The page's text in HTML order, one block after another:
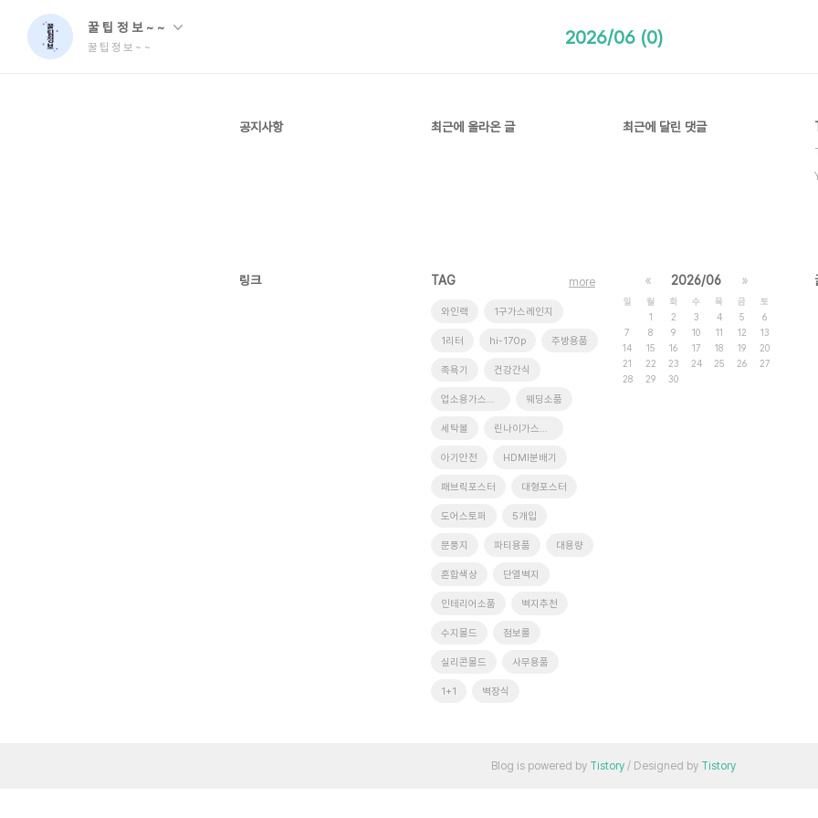
꿀 팁 정 보 ~ ~
꿀 팁 정 보 ~ ~ 2026/06 (0)
공지사항 최근에 올라온 글 최근에 달린 댓글
링크 TAG
와인랙 1구가스레인지
1리터 hi-170p 주방용품
족욕기 건강간식
업소용가스레인지 웨딩소품
세탁볼 린나이가스레인지
아기안전 HDMI분배기
패브릭포스터 대형포스터
도어스토퍼 5개입
문풍지 파티용품 대용량
혼합색상 단열벽지
인테리어소품 벽지추천
수지몰드 점보롤
실리콘몰드 사무용품
1+1 벽장식
more « 2026/06 »
일 월 화 수 목 금
토
1
2 3 4 5
6
7
8 9 10 11 12
13
14
15 16 17 18 19
20
21
22 23 24 25 26
27
28
29 30
Blog is powered by Tistory / Designed by Tistory